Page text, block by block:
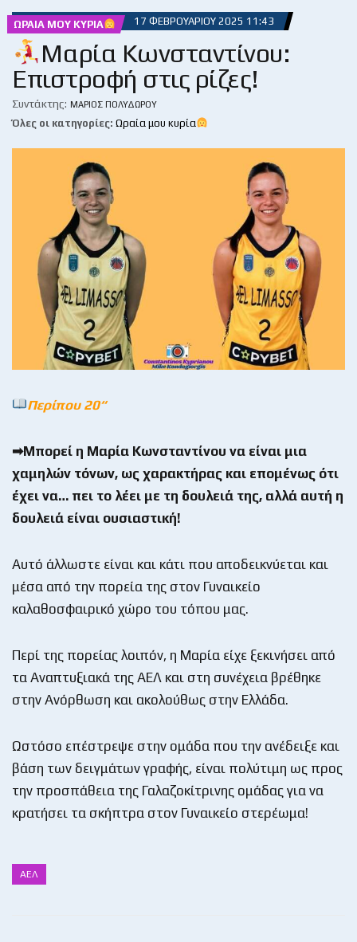
ΩΡΑΊΑ ΜΟΥ ΚΥΡΊΑ 17 ΦΕΒΡΟΥΑΡΊΟΥ 2025 11:43
Μαρία Κωνσταντίνου:
Επιστροφή στις ρίζες!
Συντάκτης: ΜΆΡΙΟΣ ΠΟΛΥΔΏΡΟΥ
Όλες οι κατηγορίες: Ωραία μου κυρία
Περίπου 20“
➡Μπορεί η Μαρία Κωνσταντίνου να είναι μια
χαμηλών τόνων, ως χαρακτήρας και επομένως ότι
έχει να… πει το λέει με τη δουλειά της, αλλά αυτή η
δουλειά είναι ουσιαστική!
Αυτό άλλωστε είναι και κάτι που αποδεικνύεται και
μέσα από την πορεία της στον Γυναικείο
καλαθοσφαιρικό χώρο του τόπου μας.
Περί της πορείας λοιπόν, η Μαρία είχε ξεκινήσει από
τα Αναπτυξιακά της ΑΕΛ και στη συνέχεια βρέθηκε
στην Ανόρθωση και ακολούθως στην Ελλάδα.
Ωστόσο επέστρεψε στην ομάδα που την ανέδειξε και
βάση των δειγμάτων γραφής, είναι πολύτιμη ως προς
την προσπάθεια της Γαλαζοκίτρινης ομάδας για να
κρατήσει τα σκήπτρα στον Γυναικείο στερέωμα!
ΑΕΛ